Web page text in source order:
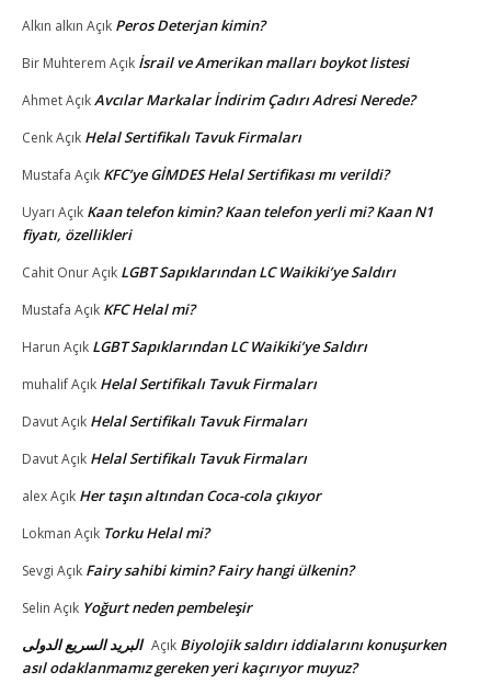
Alkın alkın Açık Peros Deterjan kimin?
Bir Muhterem Açık İsrail ve Amerikan malları boykot listesi
AhmetAçıkAvcılar Markalar İndirim Çadırı Adresi Nerede?
CenkAçık Helal Sertifikalı Tavuk Firmaları
Mustafa Açık KFC’ye GİMDES Helal Sertifikası mı verildi?
Uyarı Açık Kaan telefon kimin? Kaan telefon yerli mi? Kaan N1
fiyatı, özellikleri
Cahit OnurAçık LGBT Sapıklarından LC Waikiki’ye Saldırı
Mustafa Açık KFC Helal mi?
Harun Açık LGBT Sapıklarından LC Waikiki’ye Saldırı
muhalifAçık Helal Sertifikalı Tavuk Firmaları
DavutAçık Helal Sertifikalı Tavuk Firmaları
DavutAçık Helal Sertifikalı Tavuk Firmaları
alexAçık Her taşın altından Coca-cola çıkıyor
Lokman Açık Torku Helal mi?
Sevgi Açık Fairy sahibi kimin? Fairy hangi ülkenin?
Selin Açık Yoğurt neden pembeleşir
البريد السريع الدولى Açık Biyolojik saldırı iddialarını konuşurken
asıl odaklanmamız gereken yeri kaçırıyor muyuz?